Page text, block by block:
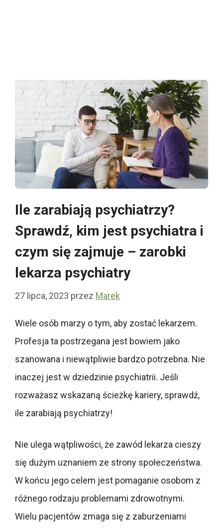
Ile zarabiają psychiatrzy?
Sprawdź, kim jest psychiatra i
czym się zajmuje – zarobki
lekarza psychiatry
27 lipca, 2023 przez Marek
Wiele osób marzy o tym, aby zostać lekarzem.
Profesja ta postrzegana jest bowiem jako
szanowana i niewątpliwie bardzo potrzebna. Nie
inaczej jest w dziedzinie psychiatrii. Jeśli
rozważasz wskazaną ścieżkę kariery, sprawdź,
ile zarabiają psychiatrzy!
Nie ulega wątpliwości, że zawód lekarza cieszy
się dużym uznaniem ze strony społeczeństwa.
W końcu jego celem jest pomaganie osobom z
różnego rodzaju problemami zdrowotnymi.
Wielu pacjentów zmaga się z zaburzeniami